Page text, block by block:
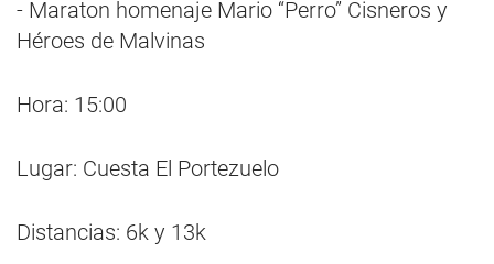
- Maraton homenaje Mario “Perro” Cisneros y
Héroes de Malvinas
Hora: 15:00
Lugar: Cuesta El Portezuelo
Distancias: 6k y 13k